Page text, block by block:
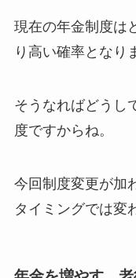
現在の年金制度は
り高い確率となり
そうなればどうし
度ですからね。
今回制度変更が加
タイミングでは変